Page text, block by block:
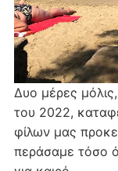
Δυο μέρες
του 2022,
φίλων μας
περάσαμε τόσο